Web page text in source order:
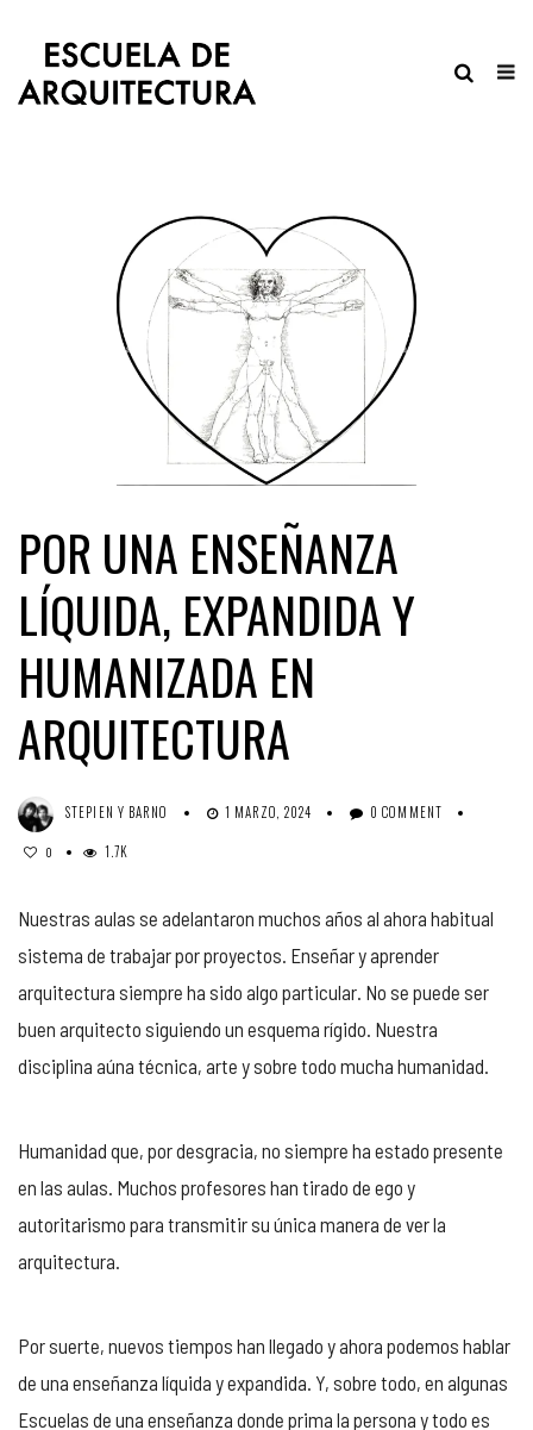
POR UNA ENSEÑANZA
LÍQUIDA, EXPANDIDA Y
HUMANIZADA EN
ARQUITECTURA
STEPIEN Y BARNO 1 MARZO, 2024 0 COMMENT
0 1.7K
Nuestras aulas se adelantaron muchos años al ahora habitual
sistema de trabajar por proyectos. Enseñar y aprender
arquitectura siempre ha sido algo particular. No se puede ser
buen arquitecto siguiendo un esquema rígido. Nuestra
disciplina aúna técnica, arte y sobre todo mucha humanidad.
Humanidad que, por desgracia, no siempre ha estado presente
en las aulas. Muchos profesores han tirado de ego y
autoritarismo para transmitir su única manera de ver la
arquitectura.
Por suerte, nuevos tiempos han llegado y ahora podemos hablar
de una enseñanza líquida y expandida. Y, sobre todo, en algunas
Escuelas de una enseñanza donde prima la persona y todo es